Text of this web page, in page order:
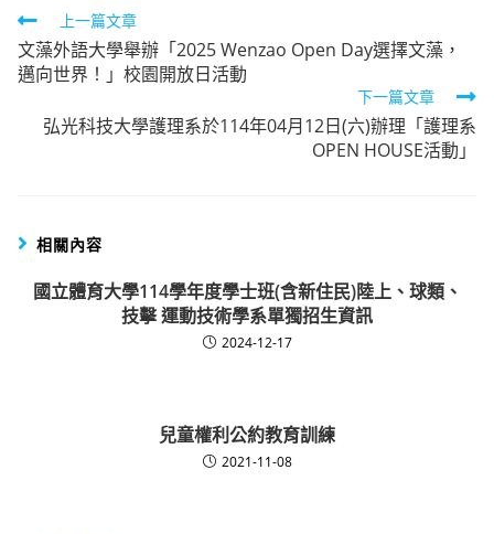
Read
more
articles
上一篇文章
文藻外語大學舉辦「2025 Wenzao Open Day選擇文藻，
邁向世界！」校園開放日活動
下一篇文章
弘光科技大學護理系於114年04月12日(六)辦理「護理系
OPEN HOUSE活動」
相關內容
國立體育大學114學年度學士班(含新住民)陸上、球類、
技擊 運動技術學系單獨招生資訊
2024-12-17
兒童權利公約教育訓練
2021-11-08